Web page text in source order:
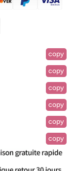
copy
copy
copy
copy
copy
copy